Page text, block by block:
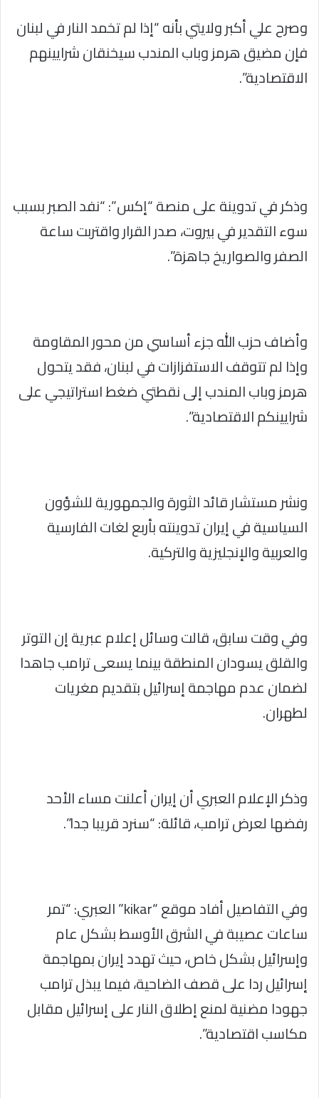
وصرح علي أكبر ولايتي بأنه “إذا لم تخمد النار في لبنان
فإن مضيق هرمز وباب المندب سيخنقان شرايينهم
الاقتصادية”.
وذكر في تدوينة على منصة “إكس”: “نفد الصبر بسبب
سوء التقدير في بيروت، صدر القرار واقتربت ساعة
الصفر والصواريخ جاهزة”.
وأضاف حزب الله جزء أساسي من محور المقاومة
وإذا لم تتوقف الاستفزازات في لبنان، فقد يتحول
هرمز وباب المندب إلى نقطتي ضغط استراتيجي على
شرايينكم الاقتصادية”.
ونشر مستشار قائد الثورة والجمهورية للشؤون
السياسية في إيران تدوينته بأربع لغات الفارسية
والعربية والإنجليزية والتركية.
وفي وقت سابق، قالت وسائل إعلام عبرية إن التوتر
والقلق يسودان المنطقة بينما يسعى ترامب جاهدا
لضمان عدم مهاجمة إسرائيل بتقديم مغريات
لطهران.
وذكر الإعلام العبري أن إيران أعلنت مساء الأحد
رفضها لعرض ترامب، قائلة: “سنرد قريبا جدا”.
وفي التفاصيل أفاد موقع “kikar” العبري: “تمر
ساعات عصيبة في الشرق الأوسط بشكل عام
وإسرائيل بشكل خاص، حيث تهدد إيران بمهاجمة
إسرائيل ردا على قصف الضاحية، فيما يبذل ترامب
جهودا مضنية لمنع إطلاق النار على إسرائيل مقابل
مكاسب اقتصادية”.